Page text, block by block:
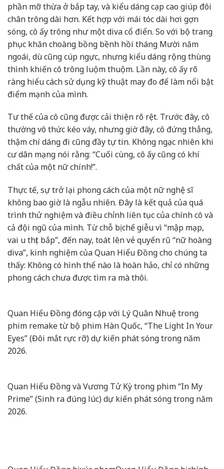
phần mỡ thừa ở bắp tay, và kiểu dáng cạp cao giúp đôi
chân trông dài hơn. Kết hợp với mái tóc dài hơi gợn
sóng, cô ấy trông như một diva cổ điển. So với bộ trang
phục khăn choàng bồng bềnh hồi tháng Mười năm
ngoái, dù cũng cúp ngực, nhưng kiểu dáng rộng thùng
thình khiến cô trông luộm thuộm. Lần này, cô ấy rõ
ràng hiểu cách sử dụng kỹ thuật may đo để làm nổi bật
điểm mạnh của mình.
Tư thế của cô cũng được cải thiện rõ rệt. Trước đây, cô
thường vô thức kéo váy, nhưng giờ đây, cô đứng thẳng,
thậm chí dáng đi cũng đầy tự tin. Không ngạc nhiên khi
cư dân mạng nói rằng: “Cuối cùng, cô ấy cũng có khí
chất của một nữ chính!”.
Thực tế, sự trở lại phong cách của một nữ nghệ sĩ
không bao giờ là ngẫu nhiên. Đây là kết quả của quá
trình thử nghiệm và điều chỉnh liên tục của chính cô và
cả đội ngũ của mình. Từ chỗ bị chế giễu vì “mập mạp,
vai u thịt bắp”, đến nay, toát lên vẻ quyến rũ “nữ hoàng
diva”, kinh nghiệm của Quan Hiểu Đồng cho chúng ta
thấy: Không có hình thể nào là hoàn hảo, chỉ có những
phong cách chưa được tìm ra mà thôi.
Quan Hiểu Đồng đóng cặp với Lý Quân Nhuệ trong
phim remake từ bộ phim Hàn Quốc, “The Light In Your
Eyes” (Đôi mắt rực rỡ) dự kiến phát sóng trong năm
2026.
Quan Hiểu Đồng và Vương Tử Kỳ trong phim “In My
Prime” (Sinh ra đúng lúc) dự kiến phát sóng trong năm
2026.